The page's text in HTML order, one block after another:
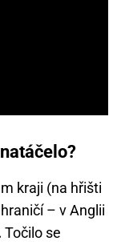
kraji (na hřišti
– v Anglii
Točilo se